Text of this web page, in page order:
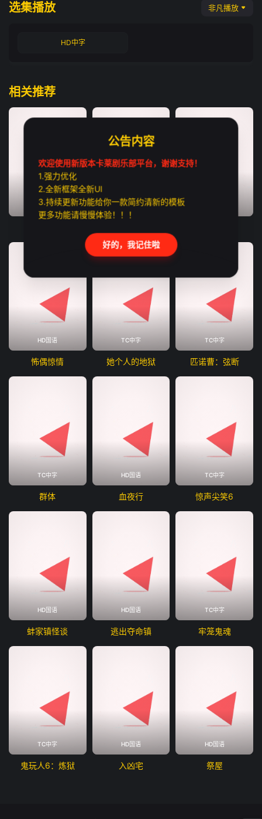
选集播放 非凡播放
HD中字
相关推荐
TC中字 HD中字
HD国语
怖偶惊情
TC中字
她个人的地狱
TC中字
匹诺曹：弦断
TC中字
群体
HD国语
血夜行
TC中字
惊声尖笑6
HD国语
蚌家镇怪谈
HD国语
逃出夺命镇
TC中字
牢笼鬼魂
TC中字
鬼玩人6：炼狱
HD国语
入凶宅
HD国语
祭屋
公告内容
欢迎使用新版本卡莱剧乐部平台，谢谢支持！
1.强力优化
2.全新框架全新UI
3.持续更新功能给你一款简约清新的模板
更多功能请慢慢体验！！！
好的，我记住啦